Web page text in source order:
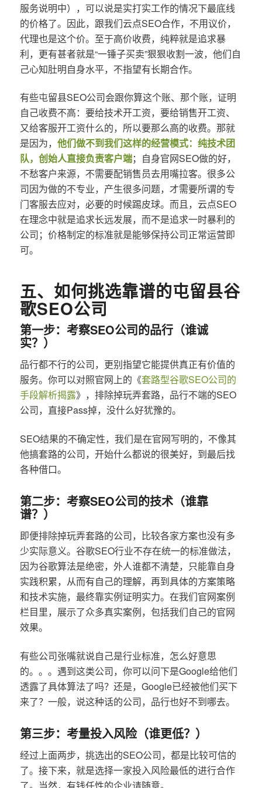
服务说明中），可以说是实打实工作的情况下最底线
的价格了。因此，跟我们云点SEO合作，不用议价，
代理也是这个价。至于高价收费，纯粹就是追求暴
利，更有甚者就是“一锤子买卖”狠狠收割一波，他们自
己心知肚明自身水平，不指望有长期合作。
有些屯留县SEO公司会跟你算这个账、那个账，证明
自己收费不高：要给技术开工资，要给销售开工资、
又给客服开工资什么的，所以要那么高的收费。那就
是因为， 他们做不到我们这样的经营模式：纯技术团
队，创始人直接负责客户端；自身官网SEO做的好，
不愁客户来源，不需要配销售员去用嘴拉客。很多公
司因为做的不专业，产生很多问题，才需要所谓的专
门客服去应对，必要的时候踢皮球。而且，云点SEO
在理念中就是追求长远发展，而不是追求一时暴利的
公司；价格制定的标准就是能够保持公司正常运营即
可。
五、如何挑选靠谱的屯留县谷
歌SEO公司
第一步：考察SEO公司的品行（谁诚
实？）
品行都不行的公司，更别指望它能提供真正有价值的
服务。你可以对照官网上的《套路型谷歌SEO公司的
手段解析揭露》，排除掉玩弄套路，品行不端的SEO
公司，直接Pass掉，没什么好犹豫的。
SEO结果的不确定性，我们是在官网写明的，不像其
他搞套路的公司，开始什么都说的很美好，到最后找
各种借口。
第二步：考察SEO公司的技术（谁靠
谱？）
即便排除掉玩弄套路的公司，比较各家方案也没有多
少实际意义。谷歌SEO行业不存在统一的标准做法，
因为谷歌算法是绝密，外人谁都不清楚，只能靠自身
实践积累，从而有自己的理解，再到具体的方案策略
和技术实施，最终靠实例证明实力。在我们官网案例
栏目里，展示了众多真实案例，包括我们自己的官网
效果。
有些公司张嘴就说自己是行业标准，怎么好意思
的。。。遇到这类公司，你可以问下是Google给他们
透露了具体算法了吗？还是，Google已经被他们买下
来了？一般，说这种话的公司，品行也好不到哪去。
第三步：考量投入风险（谁更低？）
经过上面两步，挑选出的SEO公司，都是比较可信的
了。接下来，就是选择一家投入风险最低的进行合作